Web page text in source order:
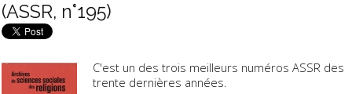
(ASSR, n°195)
C'est un des trois meilleurs numéros ASSR des
trente dernières années.